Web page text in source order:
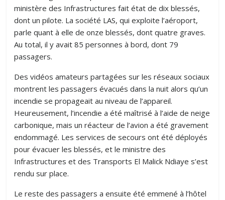
ministère des Infrastructures fait état de dix blessés,
dont un pilote. La société LAS, qui exploite l’aéroport,
parle quant à elle de onze blessés, dont quatre graves.
Au total, il y avait 85 personnes à bord, dont 79
passagers.
Des vidéos amateurs partagées sur les réseaux sociaux
montrent les passagers évacués dans la nuit alors qu’un
incendie se propageait au niveau de l’appareil.
Heureusement, l’incendie a été maîtrisé à l’aide de neige
carbonique, mais un réacteur de l’avion a été gravement
endommagé. Les services de secours ont été déployés
pour évacuer les blessés, et le ministre des
Infrastructures et des Transports El Malick Ndiaye s’est
rendu sur place.
Le reste des passagers a ensuite été emmené à l’hôtel